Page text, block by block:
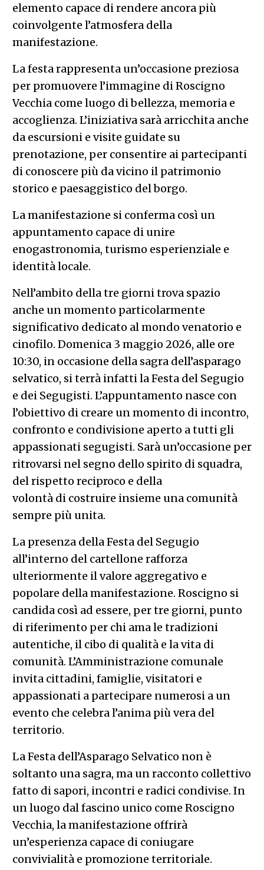
elemento capace di rendere ancora più
coinvolgente l’atmosfera della
manifestazione.
La festa rappresenta un’occasione preziosa
per promuovere l’immagine di Roscigno
Vecchia come luogo di bellezza, memoria e
accoglienza. L’iniziativa sarà arricchita anche
da escursioni e visite guidate su
prenotazione, per consentire ai partecipanti
di conoscere più da vicino il patrimonio
storico e paesaggistico del borgo.
La manifestazione si conferma così un
appuntamento capace di unire
enogastronomia, turismo esperienziale e
identità locale.
Nell’ambito della tre giorni trova spazio
anche un momento particolarmente
significativo dedicato al mondo venatorio e
cinofilo. Domenica 3 maggio 2026, alle ore
10:30, in occasione della sagra dell’asparago
selvatico, si terrà infatti la Festa del Segugio
e dei Segugisti. L’appuntamento nasce con
l’obiettivo di creare un momento di incontro,
confronto e condivisione aperto a tutti gli
appassionati segugisti. Sarà un’occasione per
ritrovarsi nel segno dello spirito di squadra,
del rispetto reciproco e della
volontà di costruire insieme una comunità
sempre più unita.
La presenza della Festa del Segugio
all’interno del cartellone rafforza
ulteriormente il valore aggregativo e
popolare della manifestazione. Roscigno si
candida così ad essere, per tre giorni, punto
di riferimento per chi ama le tradizioni
autentiche, il cibo di qualità e la vita di
comunità. L’Amministrazione comunale
invita cittadini, famiglie, visitatori e
appassionati a partecipare numerosi a un
evento che celebra l’anima più vera del
territorio.
La Festa dell’Asparago Selvatico non è
soltanto una sagra, ma un racconto collettivo
fatto di sapori, incontri e radici condivise. In
un luogo dal fascino unico come Roscigno
Vecchia, la manifestazione offrirà
un’esperienza capace di coniugare
convivialità e promozione territoriale.